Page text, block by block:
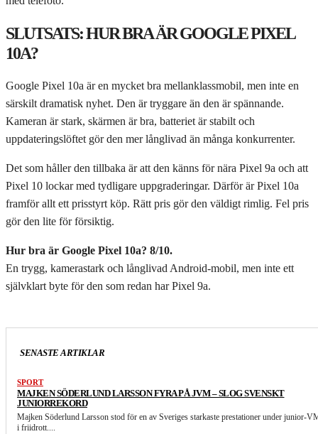
SLUTSATS: HUR BRA ÄR GOOGLE PIXEL
10A?
Google Pixel 10a är en mycket bra mellanklassmobil, men inte en
särskilt dramatisk nyhet. Den är tryggare än den är spännande.
Kameran är stark, skärmen är bra, batteriet är stabilt och
uppdateringslöftet gör den mer långlivad än många konkurrenter.
Det som håller den tillbaka är att den känns för nära Pixel 9a och att
Pixel 10 lockar med tydligare uppgraderingar. Därför är Pixel 10a
framför allt ett prisstyrt köp. Rätt pris gör den väldigt rimlig. Fel pris
gör den lite för försiktig.
Hur bra är Google Pixel 10a? 8/10.
En trygg, kamerastark och långlivad Android-mobil, men inte ett
självklart byte för den som redan har Pixel 9a.
SENASTE ARTIKLAR
SPORT
MAJKEN SÖDERLUND LARSSON FYRA PÅ JVM – SLOG SVENSKT
JUNIORREKORD
Majken Söderlund Larsson stod för en av Sveriges starkaste prestationer under junior-
i friidrott....